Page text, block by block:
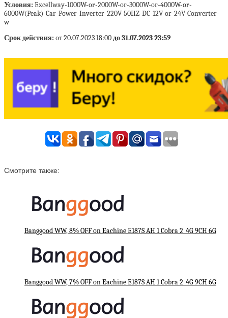
Условия: Excellway-1000W-or-2000W-or-3000W-or-4000W-or-
6000W(Peak)-Car-Power-Inverter-220V-50HZ-DC-12V-or-24V-Converter-
w
Срок действия: от 20.07.2023 18:00до 31.07.2023 23:59
Смотрите также:
Banggood WW, 8% OFF on Eachine E187S AH 1 Cobra 2_4G 9CH 6G
Banggood WW, 7% OFF on Eachine E187S AH 1 Cobra 2_4G 9CH 6G